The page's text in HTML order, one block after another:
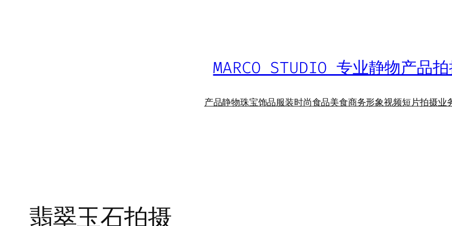
MARCO STUDIO 专业静物产品
产品静物珠宝饰品服装时尚食品美食商务形象视频短片拍摄业